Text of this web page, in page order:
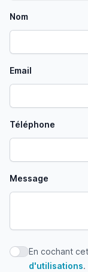
Nom
Email
Téléphone
Message
En cochant
En cochant
d'utilisations.